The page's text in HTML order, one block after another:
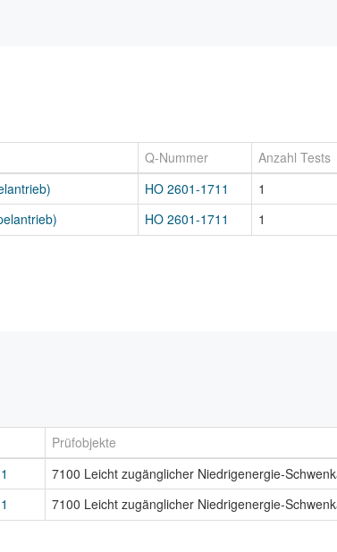
Q-Nummer Anzahl Tests
HO 2601-1711 1
HO 2601-1711 1
Prüfobjekte
7100 Leicht zugänglicher Niedrigenergie-
7100 Leicht zugänglicher Niedrigenergie-